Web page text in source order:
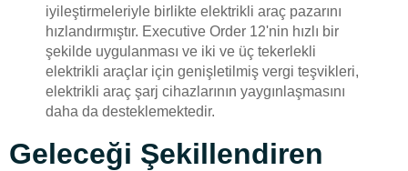
iyileştirmeleriyle birlikte elektrikli araç pazarını
hızlandırmıştır. Executive Order 12'nin hızlı bir
şekilde uygulanması ve iki ve üç tekerlekli
elektrikli araçlar için genişletilmiş vergi teşvikleri,
elektrikli araç şarj cihazlarının yaygınlaşmasını
daha da desteklemektedir.
Geleceği Şekillendiren